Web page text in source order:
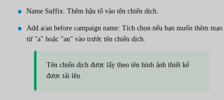
Name Suffix: Thêm hậu tố vào tên chiến dịch.
Add a/an before campaign name: Tích chọn nếu bạn muốn thêm mạo
từ "a" hoặc "an" vào trước tên chiến dịch.
Tên chiến dịch được lấy theo tên hình ảnh thiết kế
được tải lên.